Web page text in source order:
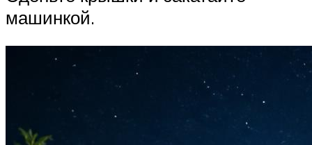
машинкой.